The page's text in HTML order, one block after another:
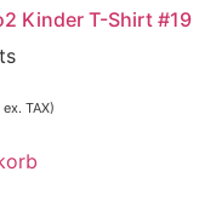
Kinder T-Shirt #19
TAX)